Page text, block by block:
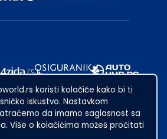
koristi kolačiće kako bi ti
iskustvo. Nastavkom
da imamo saglasnost sa
Više o kolačićima možeš pročitati